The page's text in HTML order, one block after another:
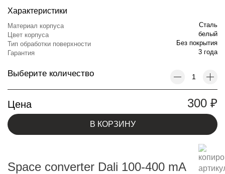
Характеристики
Материал корпуса
Сталь
Цвет корпуса
белый
Тип обработки поверхности
Без покрытия
Гарантия
3 года
Выберите количество
Цена 300 ₽
В КОРЗИНУ
Space converter Dali 100-400 mA